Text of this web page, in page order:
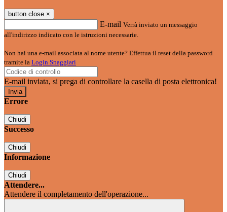
button close ×
E-mail Verrà inviato un messaggio
all'indirizzo indicato con le istruzioni necessarie.
Non hai una e-mail associata al nome utente? Effettua il reset della password
tramite la Login Spaggiari
E-mail inviata, si prega di controllare la casella di posta elettronica!
Errore
Chiudi
Successo
Chiudi
Informazione
Chiudi
Attendere...
Attendere il completamento dell'operazione...